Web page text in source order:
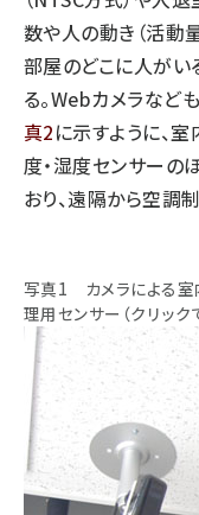
数や人の動き（活動
部屋のどこに人が
る。Webカメラなど
真2に示すように、
度・湿度センサーの
おり、遠隔から空調
写真1 カメラによる室
理用センサー（クリック